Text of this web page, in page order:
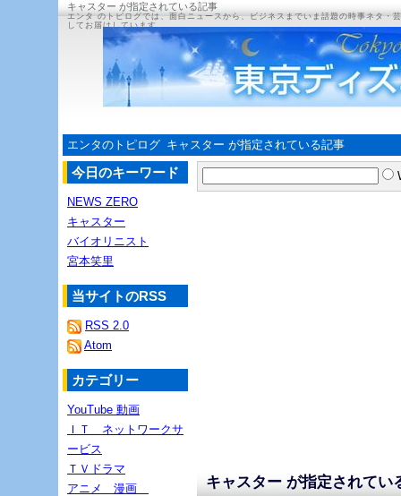
キャスター が指定されている記事
エンタ のトピログでは、面白ニュースから、ビジネスまでいま話題の時事ネタ
してお届けしています。
エンタのトピログ キャスター が指定されている記事
キャスター が指定されてい
今日のキーワード
NEWS ZERO
キャスター
バイオリニスト
宮本笑里
当サイトのRSS
RSS 2.0
Atom
カテゴリー
YouTube 動画
ＩＴ ネットワークサ
ービス
ＴＶドラマ
アニメ 漫画